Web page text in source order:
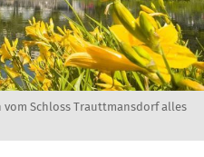
Schloss Trauttmansdorf alles